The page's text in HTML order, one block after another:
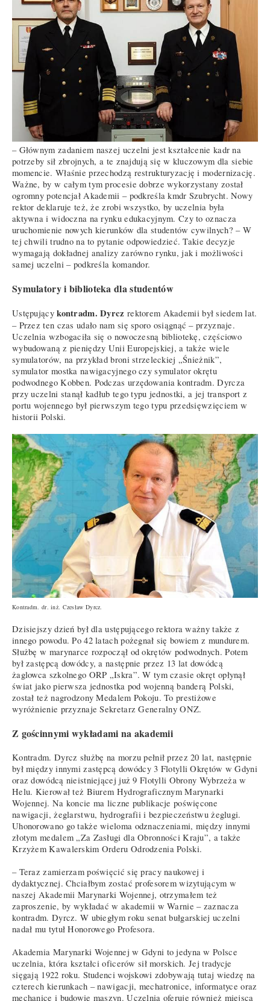
– Głównym zadaniem naszej uczelni jest kształcenie kadr na
potrzeby sił zbrojnych, a te znajdują się w kluczowym dla siebie
momencie. Właśnie przechodzą restrukturyzację i modernizację.
Ważne, by w całym tym procesie dobrze wykorzystany został
ogromny potencjał Akademii – podkreśla kmdr Szubrycht. Nowy
rektor deklaruje też, że zrobi wszystko, by uczelnia była
aktywna i widoczna na rynku edukacyjnym. Czy to oznacza
uruchomienie nowych kierunków dla studentów cywilnych? – W
tej chwili trudno na to pytanie odpowiedzieć. Takie decyzje
wymagają dokładnej analizy zarówno rynku, jak i możliwości
samej uczelni – podkreśla komandor.
Symulatory i biblioteka dla studentów
Ustępującykontradm. Dyrcz rektorem Akademii był siedem lat.
– Przez ten czas udało nam się sporo osiągnąć – przyznaje.
Uczelnia wzbogaciła się o nowoczesną bibliotekę, częściowo
wybudowaną z pieniędzy Unii Europejskiej, a także wiele
symulatorów, na przykład broni strzeleckiej „Śnieżnik”,
symulator mostka nawigacyjnego czy symulator okrętu
podwodnego Kobben. Podczas urzędowania kontradm. Dyrcza
przy uczelni stanął kadłub tego typu jednostki, a jej transport z
portu wojennego był pierwszym tego typu przedsięwzięciem w
historii Polski.
Kontradm. dr. inż. Czesław Dyrcz.
Dzisiejszy dzień był dla ustępującego rektora ważny także z
innego powodu. Po 42 latach pożegnał się bowiem z mundurem.
Służbę w marynarce rozpoczął od okrętów podwodnych. Potem
był zastępcą dowódcy, a następnie przez 13 lat dowódcą
żaglowca szkolnego ORP „Iskra”. W tym czasie okręt opłynął
świat jako pierwsza jednostka pod wojenną banderą Polski,
został też nagrodzony Medalem Pokoju. To prestiżowe
wyróżnienie przyznaje Sekretarz Generalny ONZ.
Z gościnnymi wykładami na akademii
Kontradm. Dyrcz służbę na morzu pełnił przez 20 lat, następnie
był między innymi zastępcą dowódcy 3 Flotylli Okrętów w Gdyni
oraz dowódcą nieistniejącej już 9 Flotylli Obrony Wybrzeża w
Helu. Kierował też Biurem Hydrograficznym Marynarki
Wojennej. Na koncie ma liczne publikacje poświęcone
nawigacji, żeglarstwu, hydrografii i bezpieczeństwu żeglugi.
Uhonorowano go także wieloma odznaczeniami, między innymi
złotym medalem „Za Zasługi dla Obronności Kraju”, a także
Krzyżem Kawalerskim Orderu Odrodzenia Polski.
– Teraz zamierzam poświęcić się pracy naukowej i
dydaktycznej. Chciałbym zostać profesorem wizytującym w
naszej Akademii Marynarki Wojennej, otrzymałem też
zaproszenie, by wykładać w akademii w Warnie – zaznacza
kontradm. Dyrcz. W ubiegłym roku senat bułgarskiej uczelni
nadał mu tytuł Honorowego Profesora.
Akademia Marynarki Wojennej w Gdyni to jedyna w Polsce
uczelnia, która kształci oficerów sił morskich. Jej tradycje
sięgają 1922 roku. Studenci wojskowi zdobywają tutaj wiedzę na
czterech kierunkach – nawigacji, mechatronice, informatyce oraz
mechanice i budowie maszyn. Uczelnia oferuje również miejsca